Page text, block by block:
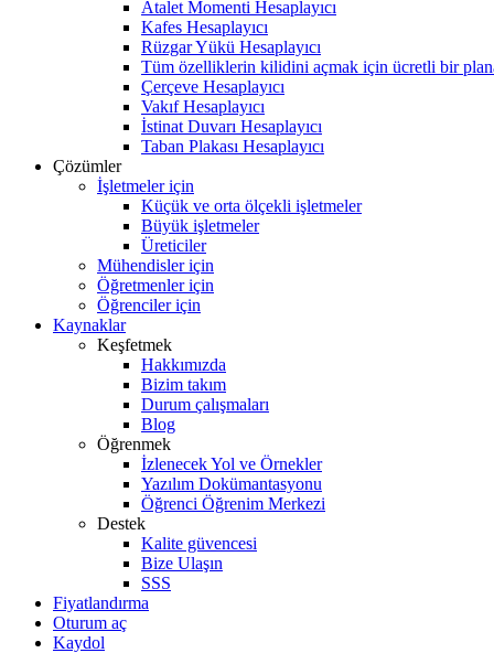
Atalet Momenti Hesaplayıcı
Kafes Hesaplayıcı
Rüzgar Yükü Hesaplayıcı
Tüm özelliklerin kilidini açmak için ücretli bir
Çerçeve Hesaplayıcı
Vakıf Hesaplayıcı
İstinat Duvarı Hesaplayıcı
Taban Plakası Hesaplayıcı
Çözümler
İşletmeler için
Küçük ve orta ölçekli işletmeler
Büyük işletmeler
Üreticiler
Mühendisler için
Öğretmenler için
Öğrenciler için
Kaynaklar
Keşfetmek
Hakkımızda
Bizim takım
Durum çalışmaları
Blog
Öğrenmek
İzlenecek Yol ve Örnekler
Yazılım Dokümantasyonu
Öğrenci Öğrenim Merkezi
Destek
Kalite güvencesi
Bize Ulaşın
SSS
Fiyatlandırma
Oturum aç
Kaydol